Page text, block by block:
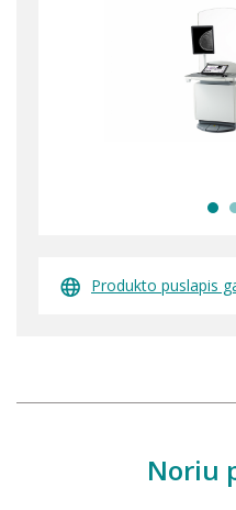
Produkto puslapis
Noriu